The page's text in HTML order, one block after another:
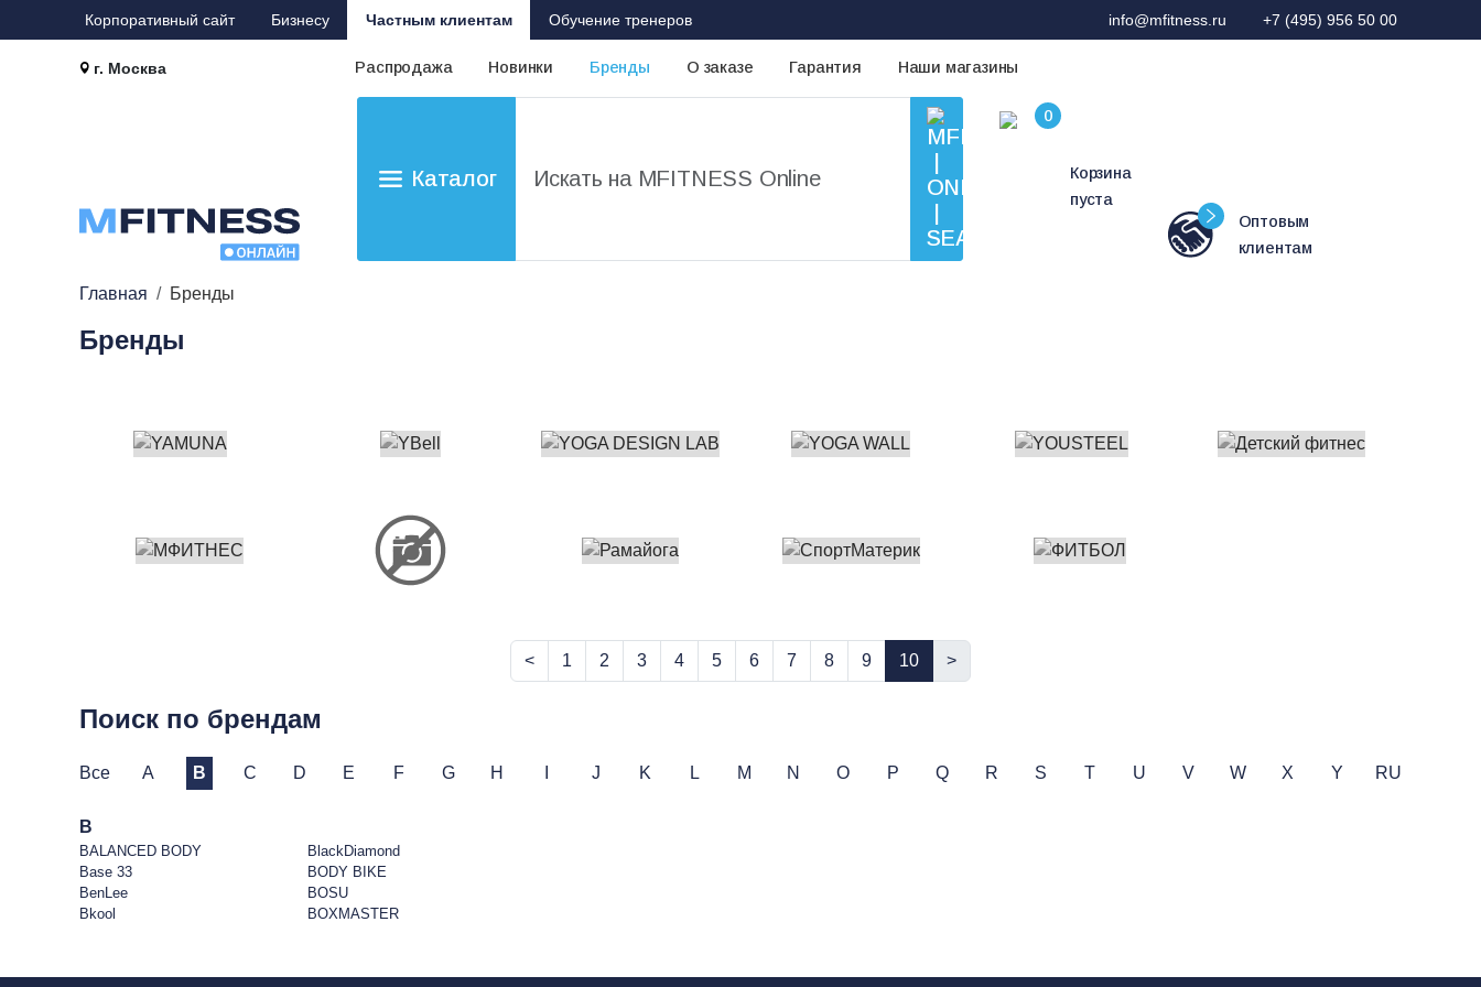
Корпоративный сайт Бизнесу Частным клиентам Обучение тренеров info@mfitness.ru +7 (495) 956 50 00
г. Москва Распродажа Новинки Бренды О заказе Гарантия Наши магазины
Каталог
Корзина
пуста
Оптовым
клиентам
Главная Бренды
Бренды
< 1 2 3 4 5 6 7 8 9 10 >
Поиск по брендам
Все A B C D E F G H J K L M N O P Q R S T U V W X Y RU
B
BALANCED BODY
Base 33
BenLee
Bkool
BlackDiamond
BODY BIKE
BOSU
BOXMASTER